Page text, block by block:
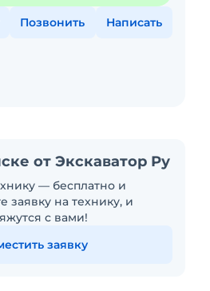
Позвонить Написать
от Экскаватор Ру
— бесплатно и
заявку на технику, и
с вами!
заявку